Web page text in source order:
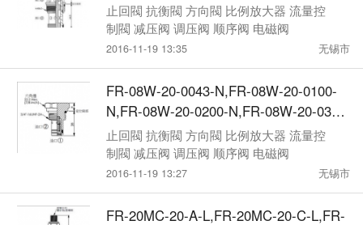
止回閥 抗衡閥 方向閥 比例放大器 流量控
制閥 减压阀 调压阀 顺序阀 电磁阀
2016-11-19 13:35 无锡市
FR-08W-20-0043-N,FR-08W-20-0100-
N,FR-08W-20-0200-N,FR-08W-20-0300
-N,FR-08W-20-0400-N,winner流量控制
閥
止回閥 抗衡閥 方向閥 比例放大器 流量控
制閥 减压阀 调压阀 顺序阀 电磁阀
2016-11-19 13:27 无锡市
FR-20MC-20-A-L,FR-20MC-20-C-L,FR-